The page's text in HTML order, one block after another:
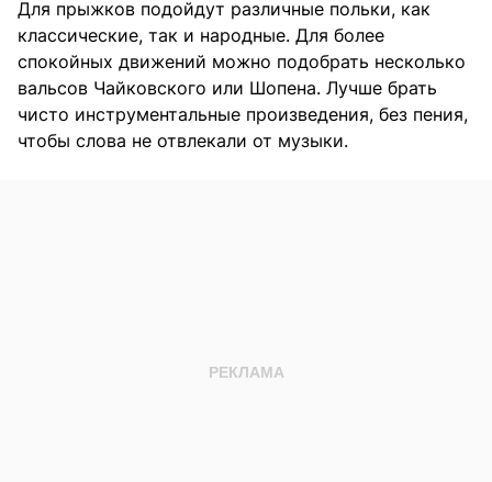
Для прыжков подойдут различные польки, как
классические, так и народные. Для более
спокойных движений можно подобрать несколько
вальсов Чайковского или Шопена. Лучше брать
чисто инструментальные произведения, без пения,
чтобы слова не отвлекали от музыки.